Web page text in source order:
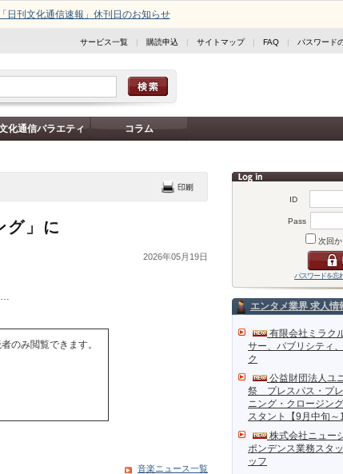
日刊文化通信速報」休刊日のお知らせ
サービス一覧 | 購読申込 | サイトマップ| FAQ | パスワード
化通信バラエティ コラム
ID
Pass
次回
パスワードを忘
エンタメ業界 求人情
有限会社ミラク
サー、パブリシティ
ク
公益財団法人ユ
祭 プレスパス・プ
ニング・クロージン
スタント【9月中旬～
株式会社ニュー
ポンデンス業務スタ
ッフ
グ」に
2026年05月19日
のみ閲覧できます。
音楽ニュース一覧